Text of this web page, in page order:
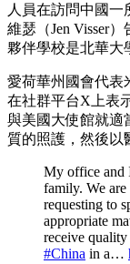
人員在訪問中國一
維瑟（Jen Visser
夥伴學校是北華大
愛荷華州國會代表
在社群平台X上表
與美國大使館就適
質的照護，然後以
My office and
family. We
requesting to
appropriate
receive
#China in a…